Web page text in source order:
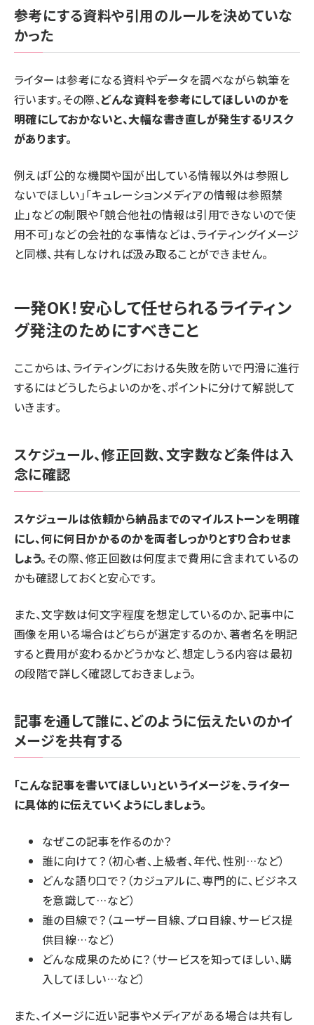
参考にする資料や引用のルールを決めていな
かった
ライターは参考になる資料やデータを調べながら執筆を
行います。その際、どんな資料を参考にしてほしいのかを
明確にしておかないと、大幅な書き直しが発生するリスク
があります。
例えば「公的な機関や国が出している情報以外は参照し
ないでほしい」「キュレーションメディアの情報は参照禁
止」などの制限や「競合他社の情報は引用できないので使
用不可」などの会社的な事情などは、ライティングイメージ
と同様、共有しなければ汲み取ることができません。
一発OK！安心して任せられるライティン
グ発注のためにすべきこと
ここからは、ライティングにおける失敗を防いで円滑に進行
するにはどうしたらよいのかを、ポイントに分けて解説して
いきます。
スケジュール、修正回数、文字数など条件は入
念に確認
スケジュールは依頼から納品までのマイルストーンを明確
にし、何に何日かかるのかを両者しっかりとすり合わせま
しょう。その際、修正回数は何度まで費用に含まれているの
かも確認しておくと安心です。
また、文字数は何文字程度を想定しているのか、記事中に
画像を用いる場合はどちらが選定するのか、著者名を明記
すると費用が変わるかどうかなど、想定しうる内容は最初
の段階で詳しく確認しておきましょう。
記事を通して誰に、どのように伝えたいのかイ
メージを共有する
「こんな記事を書いてほしい」というイメージを、ライター
に具体的に伝えていくようにしましょう。
なぜこの記事を作るのか？
誰に向けて？（初心者、上級者、年代、性別…など）
どんな語り口で？（カジュアルに、専門的に、ビジネス
を意識して…など）
誰の目線で？（ユーザー目線、プロ目線、サービス提
供目線…など）
どんな成果のために？（サービスを知ってほしい、購
入してほしい…など）
また、イメージに近い記事やメディアがある場合は共有し